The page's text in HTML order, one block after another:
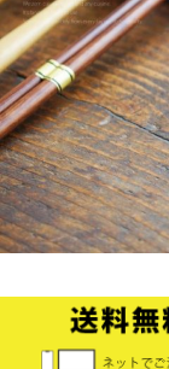
≪テレビで紹介さ
チ！『金額当て中
で 白いごはん器
2024/12/4
オフィシャルショ
適にお買い物をお
ました。みなさま
2024/10/26
≪第1弾 公式